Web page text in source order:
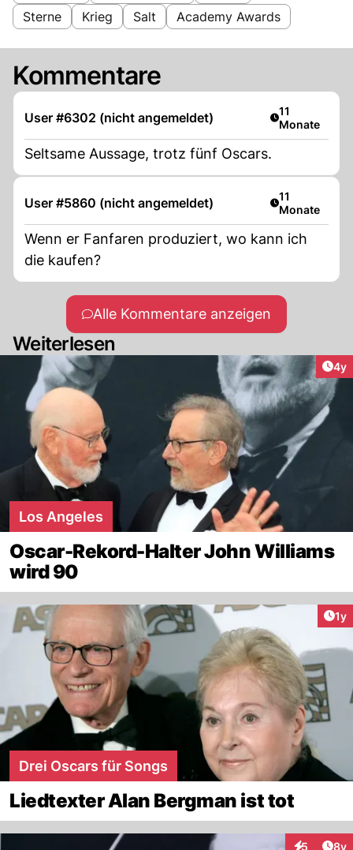
Sterne
Krieg Salt Academy Awards
Kommentare
User #6302 (nicht angemeldet) Artikel
11
Monate
Seltsame Aussage, trotz fünf Oscars.
User #5860 (nicht angemeldet) Artikel
11
Monate
Wenn er Fanfaren produziert, wo kann ich
die kaufen?
Alle Kommentare anzeigen
Weiterlesen
4y
Los Angeles
Oscar-Rekord-Halter John Williams
wird 90
1y
Drei Oscars für Songs
Liedtexter Alan Bergman ist tot
5 8y